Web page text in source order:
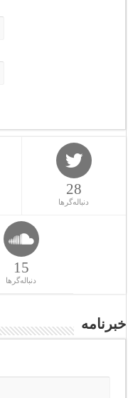
28
دنباله‌گرها
15
دنباله‌گرها
خبرنامه